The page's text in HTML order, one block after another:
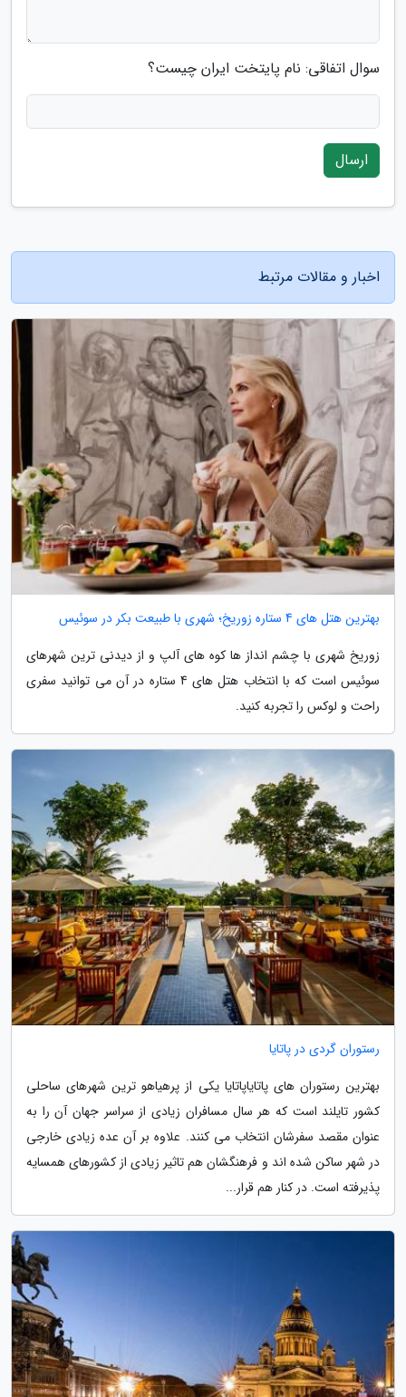
سوال اتفاقی: نام پایتخت ایران چیست؟
ارسال
اخبار و مقالات مرتبط
بهترین هتل های 4 ستاره زوریخ؛ شهری با طبیعت بکر در سوئیس
زوریخ شهری با چشم انداز ها کوه های آلپ و از دیدنی ترین شهرهای
سوئیس است که با انتخاب هتل های 4 ستاره در آن می توانید سفری
راحت و لوکس را تجربه کنید.
رستوران گردی در پاتایا
بهترین رستوران های پاتایاپاتایا یکی از پرهیاهو ترین شهرهای ساحلی
کشور تایلند است که هر سال مسافران زیادی از سراسر جهان آن را به
عنوان مقصد سفرشان انتخاب می کنند. علاوه بر آن عده زیادی خارجی
در شهر ساکن شده اند و فرهنگشان هم تاثیر زیادی از کشورهای همسایه
پذیرفته است. در کنار هم قرار...